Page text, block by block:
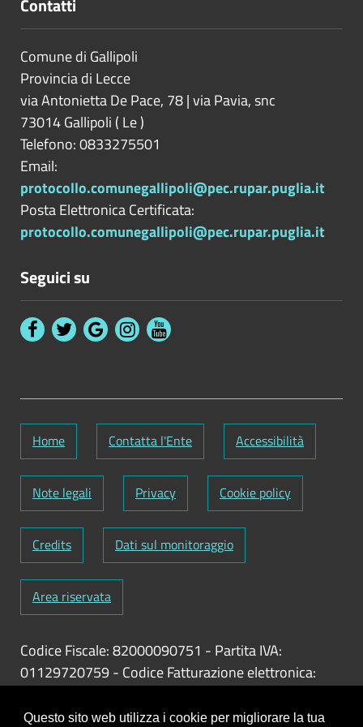
Questo sito web utilizza i cookie per migliorare la tua
economico complessivo a ciascuno di
essi spettante (con l'esclusione dei
rimborsi per vitto e alloggio), risultati
di bilancio degli ultimi tre esercizi
finanziari, incarichi di amministratore
dell'ente e relativo trattamento
economico complessivo (con
l'esclusione dei rimborsi per vitto e
alloggio)
Dichiarazione sulla insussistenza di
dell'incarico (link al sito dell'ente)
Dichiarazione sulla insussistenza di
una delle cause di incompatibilità al
conferimento dell'incarico (link al sito
Collegamento con i siti istituzionali
degli enti pubblici vigilati
Aggiornamento: Annuale (art. 22, c. 1,
d.lgs. n. 33/2013), tranne che per la
Dichiarazione sulla insussistenza di una
delle cause di inconferibilità, il cui
aggiornamento è Tempestivo (art. 20, c. 1,
d.lgs. n. 39/2013)
Contatti
Comune di Gallipoli
Provincia di Lecce
via Antonietta De Pace, 78 | via Pavia, snc
73014Gallipoli ( Le)
Telefono: 0833275501
Email:
protocollo.comunegallipoli@pec.rupar.puglia.it
Posta Elettronica Certificata:
protocollo.comunegallipoli@pec.rupar.puglia.it
Seguici su
Home Contatta l'Ente Accessibilità
Note legali Privacy Cookie policy
Credits Dati sul monitoraggio
Area riservata
Codice Fiscale: 82000090751 - Partita IVA:
01129720759- Codice Fatturazione elettronica:
Responsabile gestione sito e aggiornamento